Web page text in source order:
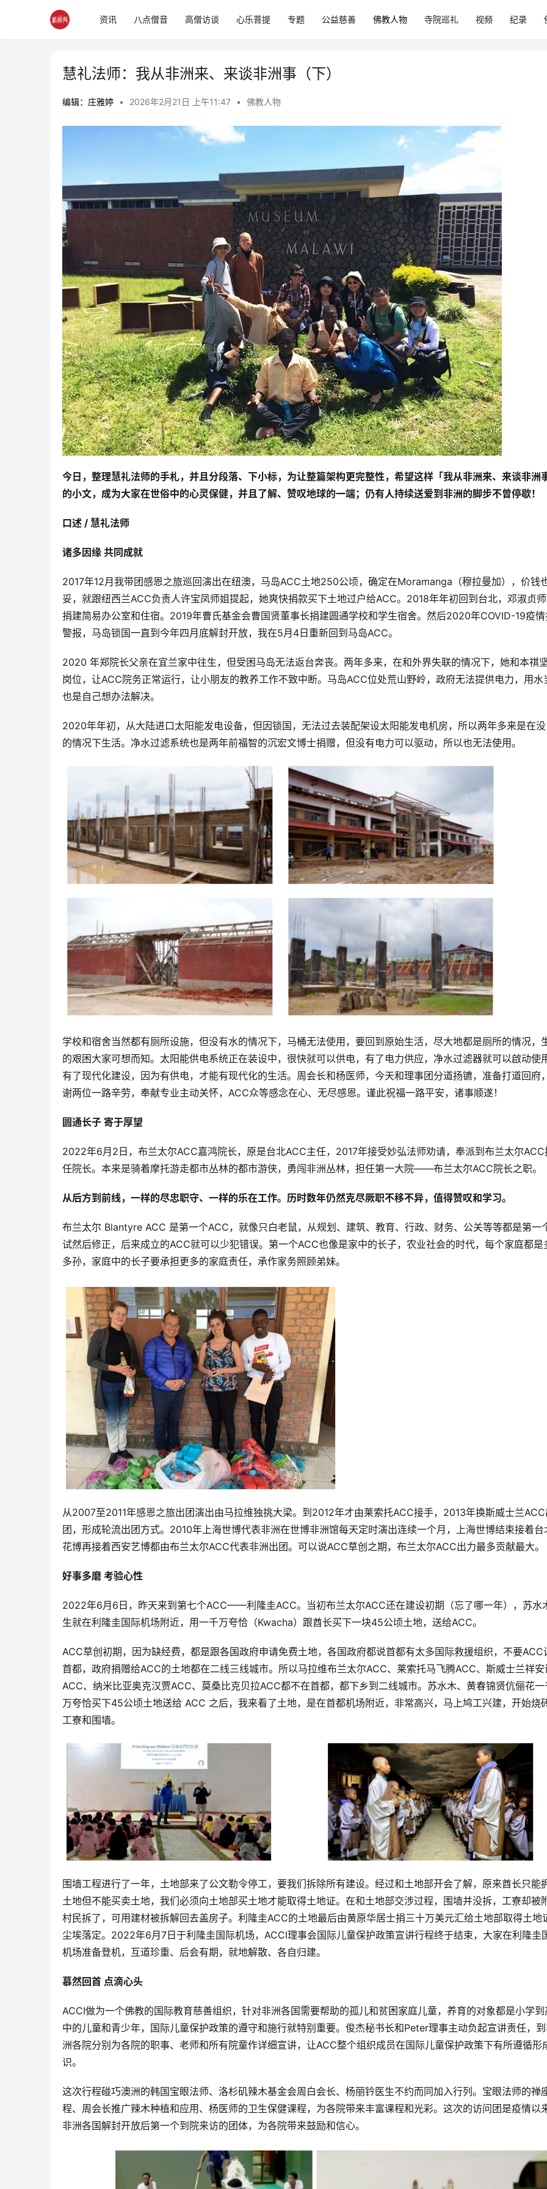
资讯 八点僧音 高僧访谈 心乐菩提 专题 公益慈善 佛教人物 寺院巡礼 视频 纪录
慧礼法师：我从非洲来、来谈非洲事（下）
编辑：庄雅婷 • 2026年2月21日 上午11:47 • 佛教人物
今日，整理慧礼法师的手札，并且分段落、下小标，为让整篇架构更完整性，希望这样「我从非洲来、来谈非洲事
的小文，成为大家在世俗中的心灵保健，并且了解、赞叹地球的一端；仍有人持续送爱到非洲的脚步不曾停歇！
口述 / 慧礼法师
诸多因缘 共同成就
2017年12月我带团感恩之旅巡回演出在纽澳，马岛ACC土地250公顷，确定在Moramanga（穆拉曼加），价钱
妥，就跟纽西兰ACC负责人许宝凤师姐提起，她爽快捐款买下土地过户给ACC。2018年年初回到台北，邓淑贞师
捐建简易办公室和住宿。2019年曹氏基金会曹国贤董事长捐建圆通学校和学生宿舍。然后2020年COVID-19疫情
警报，马岛锁国一直到今年四月底解封开放，我在5月4日重新回到马岛ACC。
2020 年郑院长父亲在宜兰家中往生，但受困马岛无法返台奔丧。两年多来，在和外界失联的情况下，她和本祺
岗位，让ACC院务正常运行，让小朋友的教养工作不致中断。马岛ACC位处荒山野岭，政府无法提供电力，用水
也是自己想办法解决。
2020年年初，从大陆进口太阳能发电设备，但因锁国，无法过去装配架设太阳能发电机房，所以两年多来是在
的情况下生活。净水过滤系统也是两年前福智的沉宏文博士捐赠，但没有电力可以驱动，所以也无法使用。
学校和宿舍当然都有厕所设施，但没有水的情况下，马桶无法使用，要回到原始生活，尽大地都是厕所的情况，
的艰困大家可想而知。太阳能供电系统正在装设中，很快就可以供电，有了电力供应，净水过滤器就可以啟动使用
有了现代化建设，因为有供电，才能有现代化的生活。周会长和杨医师，今天和理事团分道扬镳，准备打道回府
谢两位一路辛劳，奉献专业主动关怀，ACC众等感念在心、无尽感恩。谨此祝福一路平安，诸事顺遂！
圆通长子 寄于厚望
2022年6月2日，布兰太尔ACC嘉鸿院长，原是台北ACC主任，2017年接受妙弘法师劝请，奉派到布兰太尔ACC
任院长。本来是骑着摩托游走都市丛林的都市游侠，勇闯非洲丛林，担任第一大院——布兰太尔ACC院长之职。
从后方到前线，一样的尽忠职守、一样的乐在工作。历时数年仍然克尽厥职不移不异，值得赞叹和学习。
布兰太尔 Blantyre ACC 是第一个ACC，就像只白老鼠，从规划、建筑、教育、行政、财务、公关等等都是第一
试然后修正，后来成立的ACC就可以少犯错误。第一个ACC也像是家中的长子，农业社会的时代，每个家庭都是
多孙，家庭中的长子要承担更多的家庭责任，承作家务照顾弟妹。
从2007至2011年感恩之旅出团演出由马拉维独挑大梁。到2012年才由莱索托ACC接手，2013年换斯威士兰ACC
团，形成轮流出团方式。2010年上海世博代表非洲在世博非洲馆每天定时演出连续一个月，上海世博结束接着台
花博再接着西安艺博都由布兰太尔ACC代表非洲出团。可以说ACC草创之期，布兰太尔ACC出力最多贡献最大。
好事多磨 考验心性
2022年6月6日，昨天来到第七个ACC——利隆圭ACC。当初布兰太尔ACC还在建设初期（忘了哪一年），苏水
生就在利隆圭国际机场附近，用一千万夸恰（Kwacha）跟酋长买下一块45公顷土地，送给ACC。
ACC草创初期，因为缺经费，都是跟各国政府申请免费土地，各国政府都说首都有太多国际救援组织，不要ACC
首都，政府捐赠给ACC的土地都在二线三线城市。所以马拉维布兰太尔ACC、莱索托马飞腾ACC、斯威士兰祥安
ACC、纳米比亚奥克汉贾ACC、莫桑比克贝拉ACC都不在首都，都下乡到二线城市。苏水木、黄春锦贤伉俪花一
万夸恰买下45公顷土地送给 ACC 之后，我来看了土地，是在首都机场附近，非常高兴，马上鸠工兴建，开始烧
工寮和围墙。
围墙工程进行了一年，土地部来了公文勒令停工，要我们拆除所有建设。经过和土地部开会了解，原来酋长只能
土地但不能买卖土地，我们必须向土地部买土地才能取得土地证。在和土地部交涉过程，围墙并没拆，工寮却被
村民拆了，可用建材被拆解回去盖房子。利隆圭ACC的土地最后由黄原华居士捐三十万美元汇给土地部取得土地
尘埃落定。2022年6月7日于利隆圭国际机场，ACCI理事会国际儿童保护政策宣讲行程终于结束，大家在利隆圭
机场准备登机，互道珍重、后会有期，就地解散、各自归建。
慕然回首 点滴心头
ACCI做为一个佛教的国际教育慈善组织，针对非洲各国需要帮助的孤儿和贫困家庭儿童，养育的对象都是小学到
中的儿童和青少年，国际儿童保护政策的遵守和施行就特别重要。俊杰秘书长和Peter理事主动负起宣讲责任，
洲各院分别为各院的职事、老师和所有院童作详细宣讲，让ACC整个组织成员在国际儿童保护政策下有所遵循形
识。
这次行程碰巧澳洲的韩国宝眼法师、洛杉矶辣木基金会周白会长、杨丽钤医生不约而同加入行列。宝眼法师的禅
程、周会长推广辣木种植和应用、杨医师的卫生保健课程，为各院带来丰富课程和光彩。这次的访问团是疫情以来
非洲各国解封开放后第一个到院来访的团体，为各院带来鼓励和信心。